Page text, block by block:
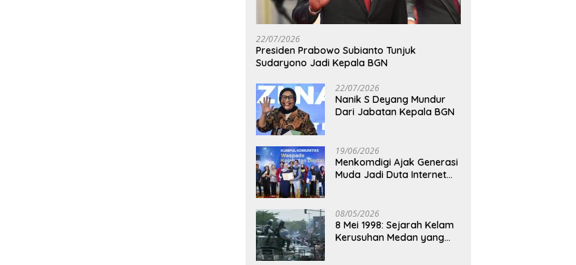
22/07/2026
Presiden Prabowo Subianto Tunjuk
Sudaryono Jadi Kepala BGN
22/07/2026
Nanik S Deyang Mundur
Dari Jabatan Kepala BGN
19/06/2026
Menkomdigi Ajak Generasi
Muda Jadi Duta Internet
08/05/2026
8 Mei 1998: Sejarah Kelam
Kerusuhan Medan yang